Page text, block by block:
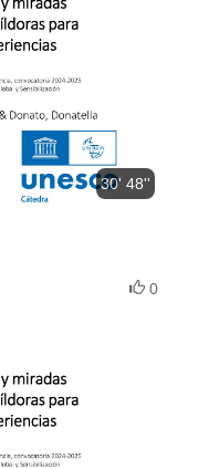
30' 48''
0